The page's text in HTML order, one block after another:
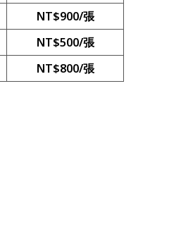
NT$900/張
NT$500/張
NT$800/張